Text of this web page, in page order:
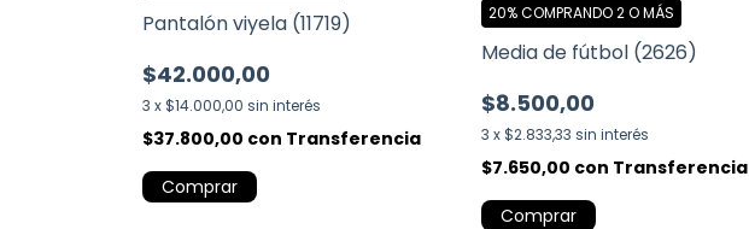
Pantalón viyela (11719)
$42.000,00
3 x $14.000,00 sin interés
$37.800,00 con Transferencia
Comprar
Media de fútbol (2626)
$8.500,00
3 x $2.833,33 sin interés
20%COMPRANDO 2 O MÁS
$7.650,00 con Transferencia
Comprar